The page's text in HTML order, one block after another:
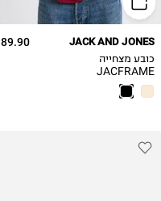
89.90 ₪ JACK AND JONES
כובע מצחייה
JACFRAME
NORREBRO